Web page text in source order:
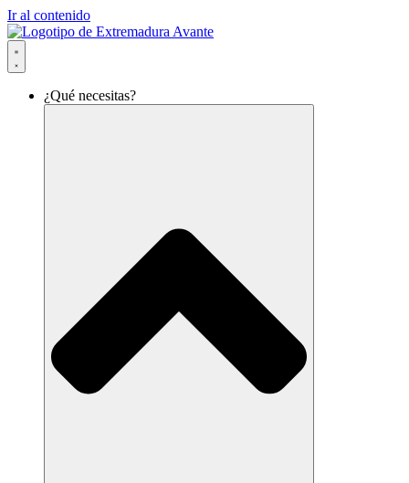
Ir al contenido
¿Qué necesitas?